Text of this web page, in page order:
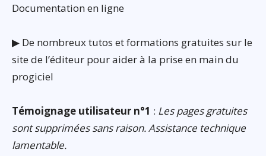
Documentation en ligne
▶ De nombreux tutos et formations gratuites sur le
site de l’éditeur pour aider à la prise en main du
progiciel
Témoignage utilisateur n°1 : Les pages gratuites
sont supprimées sans raison. Assistance technique
lamentable.